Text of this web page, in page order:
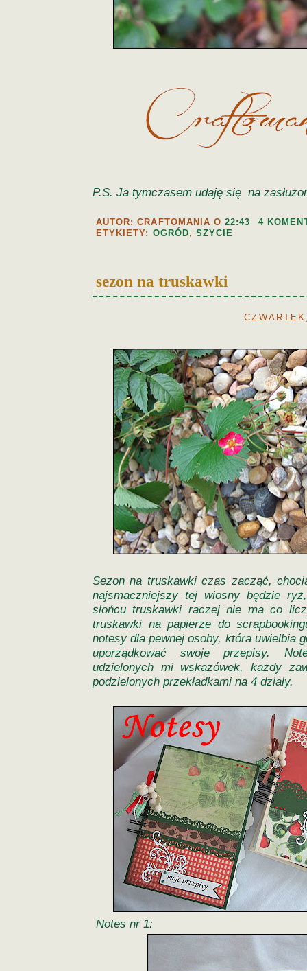
P.S. Ja tymczasem udaję się na
AUTOR: CRAFTOMANIAO22:43
4
ETYKIETY: OGRÓD, SZYCIE
sezon na truskawki
Sezon na truskawki czas zacząć,
najsmaczniejszy tej wiosny będzie
słońcu truskawki raczej nie ma co
truskawki na papierze do
notesy dla pewnej osoby, która uwielbia
uporządkować swoje przepisy.
udzielonych mi wskazówek, każdy
podzielonych przekładkami na 4 działy.
Notes nr 1: